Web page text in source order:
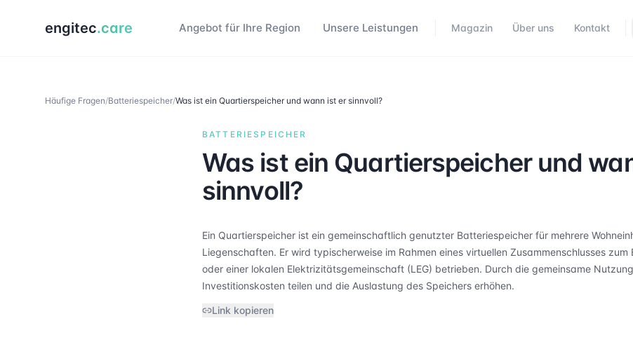
engitec.care Angebot für Ihre Region Unsere Leistungen Magazin Über uns Kontakt
Häufige Fragen/Batteriespeicher/Was ist ein Quartierspeicher und wann ist er sinnvoll?
BATTERIESPEICHER
Was ist ein Quartierspeicher und
sinnvoll?
Ein Quartierspeicher ist ein gemeinschaftlich genutzter Batteriespeicher für mehrere
Liegenschaften. Er wird typischerweise im Rahmen eines virtuellen Zusammenschlusses zum
oder einer lokalen Elektrizitätsgemeinschaft (LEG) betrieben. Durch die gemeinsame
Investitionskosten teilen und die Auslastung des Speichers erhöhen.
Link kopieren